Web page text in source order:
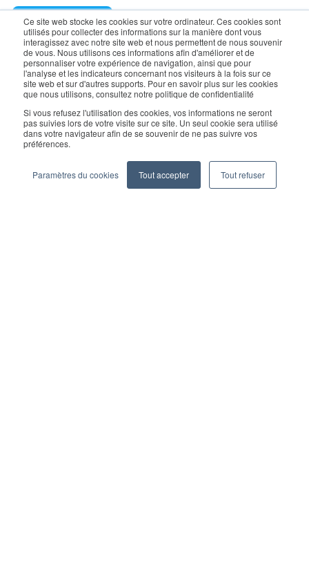
Ce site web stocke les cookies sur votre ordinateur. Ces cookies sont
utilisés pour collecter des informations sur la manière dont vous
interagissez avec notre site web et nous permettent de nous souvenir
de vous. Nous utilisons ces informations afin d'améliorer et de
personnaliser votre expérience de navigation, ainsi que pour
l'analyse et les indicateurs concernant nos visiteurs à la fois sur ce
site web et sur d'autres supports. Pour en savoir plus sur les cookies
que nous utilisons, consultez notre politique de confidentialité
Si vous refusez l'utilisation des cookies, vos informations ne seront
pas suivies lors de votre visite sur ce site. Un seul cookie sera utilisé
dans votre navigateur afin de se souvenir de ne pas suivre vos
préférences.
Paramètres du cookies Tout accepter Tout refuser
Request a Demo
For enquiry, contact sales:sales@geekplus.com. for
promotions, contact PR:pr@geekplus.com
Copyright © 2026 Geekplus Technology Co., Ltd. All rights
reserved.